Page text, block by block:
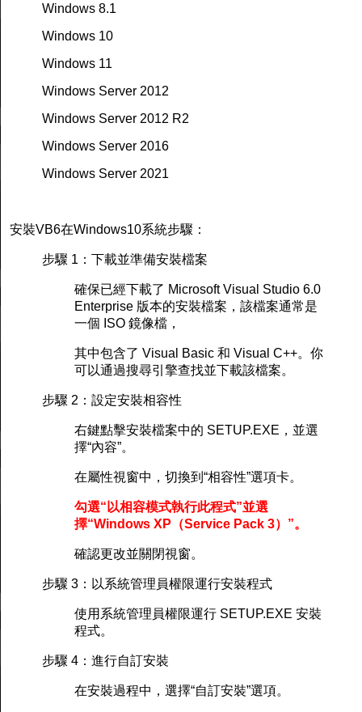
Windows 8.1
Windows 10
Windows 11
Windows Server 2012
Windows Server 2012 R2
Windows Server 2016
Windows Server 2021
安裝VB6在Windows10系統步驟：
步驟 1：下載並準備安裝檔案
確保已經下載了 Microsoft Visual Studio 6.0
Enterprise 版本的安裝檔案，該檔案通常是
一個 ISO 鏡像檔，
其中包含了 Visual Basic 和 Visual C++。你
可以通過搜尋引擎查找並下載該檔案。
步驟 2：設定安裝相容性
右鍵點擊安裝檔案中的 SETUP.EXE，並選
擇“內容”。
在屬性視窗中，切換到“相容性”選項卡。
勾選“以相容模式執行此程式”並選
擇“Windows XP（Service Pack 3）”。
確認更改並關閉視窗。
步驟 3：以系統管理員權限運行安裝程式
使用系統管理員權限運行 SETUP.EXE 安裝
程式。
步驟 4：進行自訂安裝
在安裝過程中，選擇“自訂安裝”選項。